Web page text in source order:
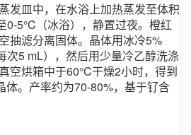
发皿中，在水浴上加热蒸发至体积
0-5°C（冰浴），静置过夜。橙红
抽滤分离固体。晶体用冰冷5%
次5 mL），然后用少量冷乙醇洗涤
空烘箱中于60°C干燥2小时，得到
体。产率约为70-80%，基于钌含